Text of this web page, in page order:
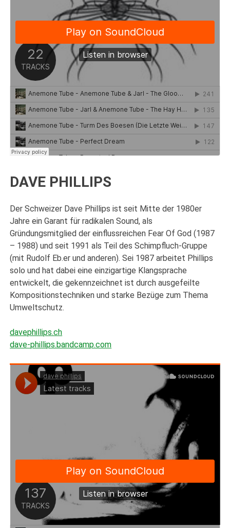
DAVE PHILLIPS
Der Schweizer Dave Phillips ist seit Mitte der 1980er
Jahre ein Garant für radikalen Sound, als
Gründungsmitglied der einflussreichen Fear Of God (1987
– 1988) und seit 1991 als Teil des Schimpfluch-Gruppe
(mit Rudolf Eb.er und anderen). Sei 1987 arbeitet Phillips
solo und hat dabei eine einzigartige Klangsprache
entwickelt, die gekennzeichnet ist durch ausgefeilte
Kompositionstechniken und starke Bezüge zum Thema
Umweltschutz.
davephillips.ch
dave-phillips.bandcamp.com